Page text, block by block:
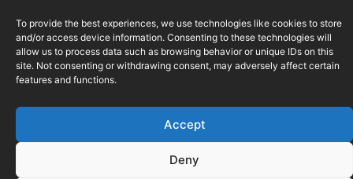
To provide the best experiences, we use technologies like cookies to store
and/or access device information. Consenting to these technologies will
allow us to process data such as browsing behavior or unique IDs on this
site. Not consenting or withdrawing consent, may adversely affect certain
features and functions.
Accept
Deny